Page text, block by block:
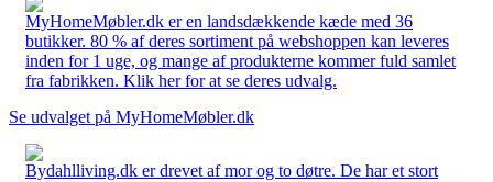
MyHomeMøbler.dk er en landsdækkende kæde med 36
butikker. 80 % af deres sortiment på webshoppen kan leveres
inden for 1 uge, og mange af produkterne kommer fuld samlet
fra fabrikken. Klik her for at se deres udvalg.
Se udvalget på MyHomeMøbler.dk
Bydahlliving.dk er drevet af mor og to døtre. De har et stort